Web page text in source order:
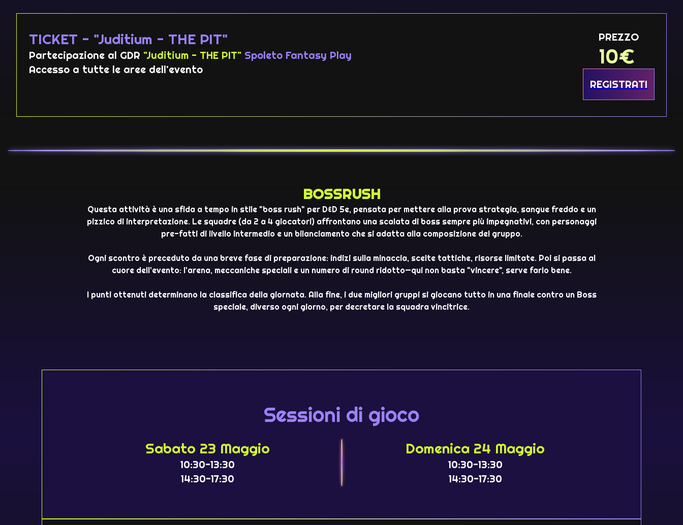
TICKET - "Juditium - THE PIT"
Partecipazione al GDR "Juditium - THE PIT" Spoleto Fantasy Play
Accesso a tutte le aree dell'evento
PREZZO
10€
REGISTRATI
BOSSRUSH
Questa attività è una sfida a tempo in stile "boss rush" per D&D 5e, pensata per mettere alla prova strategia, sangue freddo e un
pizzico di interpretazione. Le squadre (da 2 a 4 giocatori) affrontano una scalata di boss sempre più impegnativi, con personaggi
pre-fatti di livello intermedio e un bilanciamento che si adatta alla composizione del gruppo.
Ogni scontro è preceduto da una breve fase di preparazione: indizi sulla minaccia, scelte tattiche, risorse limitate. Poi si passa al
cuore dell'evento: l'arena, meccaniche speciali e un numero di round ridotto—qui non basta "vincere", serve farlo bene.
I punti ottenuti determinano la classifica della giornata. Alla fine, i due migliori gruppi si giocano tutto in una finale contro un Boss
speciale, diverso ogni giorno, per decretare la squadra vincitrice.
Sessioni di gioco
Sabato 23 Maggio
10:30-13:30
14:30-17:30
Domenica 24 Maggio
10:30-13:30
14:30-17:30